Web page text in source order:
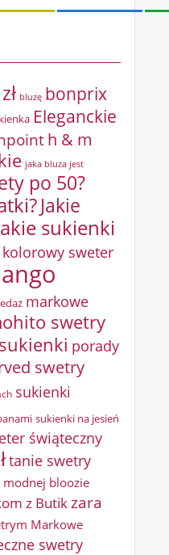
bluzę bonprix
Eleganckie
h & m
jaka bluza jest
po 50?
Jakie
sukienki
kolorowy sweter
markowe
swetry
porady
swetry
sukienki
sukienki na jesień
świąteczny
tanie swetry
modnej bloozie
z Butikzara
Markowe
swetry